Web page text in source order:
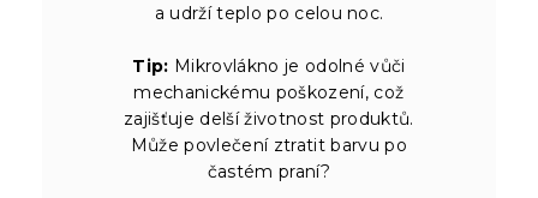
a udrží teplo po celou noc.
Tip: Mikrovlákno je odolné vůči
mechanickému poškození, což
zajišťuje delší životnost produktů.
Může povlečení ztratit barvu po
častém praní?